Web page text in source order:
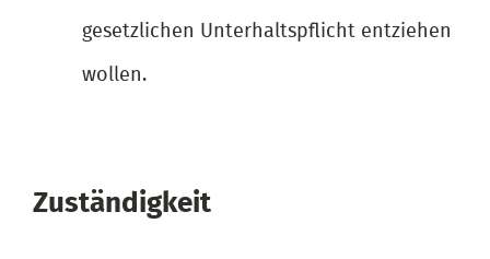
gesetzlichen Unterhaltspflicht entziehen
wollen.
Zuständigkeit